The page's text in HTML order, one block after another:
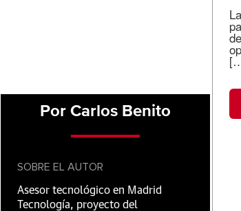
Por Carlos Benito
SOBRE EL AUTOR
Asesor tecnológico en Madrid
Tecnología, proyecto del